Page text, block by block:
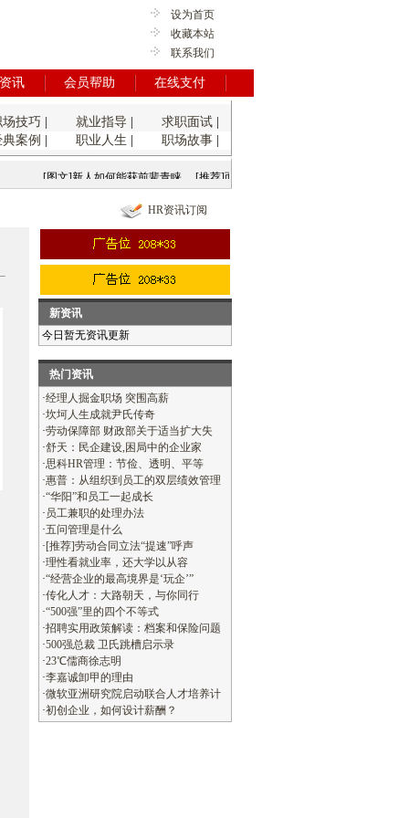
设为首页
收藏本站
联系我们
讯 会员帮助 在线支付
场技巧 就业指导 求职面试|
案例
职业人生 职场故事|
[图文]新人如何能获前辈青睐 [推荐]面试前先塑造职业形象
HR资讯订阅
新资讯
今日暂无资讯更新
热门资讯
·经理人掘金职场 突围高薪
·坎坷人生成就尹氏传奇
·劳动保障部 财政部关于适当扩大失
·舒天：民企建设,困局中的企业家
·思科HR管理：节俭、透明、平等
·惠普：从组织到员工的双层绩效管理
·“华阳”和员工一起成长
· 员工兼职的处理办法
·五问管理是什么
·[推荐]劳动合同立法“提速”呼声
·理性看就业率，还大学以从容
·“经营企业的最高境界是‘玩企’”
·传化人才：大路朝天，与你同行
·“500强”里的四个不等式
·招聘实用政策解读：档案和保险问题
·500强总裁 卫氏跳槽启示录
·23℃儒商徐志明
·李嘉诚卸甲的理由
·微软亚洲研究院启动联合人才培养计
·初创企业，如何设计薪酬？